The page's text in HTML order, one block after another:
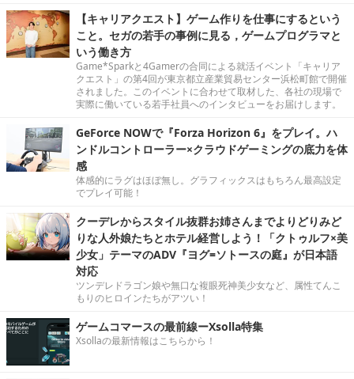
【キャリアクエスト】ゲーム作りを仕事にするという
こと。セガの若手の事例に見る，ゲームプログラマと
いう働き方
Game*Sparkと4Gamerの合同による就活イベント「キャリア
クエスト」の第4回が東京都立産業貿易センター浜松町館で開催
されました。このイベントに合わせて取材した、各社の現場で
実際に働いている若手社員へのインタビューをお届けします。
GeForce NOWで『Forza Horizon 6』をプレイ。ハ
ンドルコントローラー×クラウドゲーミングの底力を体
感
体感的にラグはほぼ無し。グラフィックスはもちろん最高設定
でプレイ可能！
クーデレからスタイル抜群お姉さんまでよりどりみど
りな人外娘たちとホテル経営しよう！「クトゥルフ×美
少女」テーマのADV『ヨグ=ソトースの庭』が日本語
対応
ツンデレドラゴン娘や無口な複眼死神美少女など、属性てんこ
もりのヒロインたちがアツい！
ゲームコマースの最前線ーXsolla特集
Xsollaの最新情報はこちらから！